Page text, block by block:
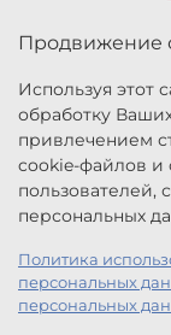
Продвижение
Используя этот
обработку
привлечением
cookie-файлов и
пользователей,
персональных
Политика
персональных
персональных